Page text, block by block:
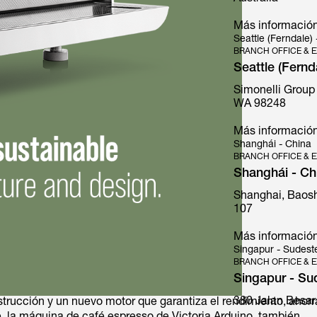
Más
Seattle (Ferndale)
BRANCH OFFICE &
Seattle
Simonelli
WA 98248
Más
Shanghái - China
BRANCH OFFICE &
Shanghái -
Shanghai,
107
Más
Singapur -
BRANCH OFFICE &
Singapur -
380 Jalan
y un nuevo motor que garantiza el rendimiento,